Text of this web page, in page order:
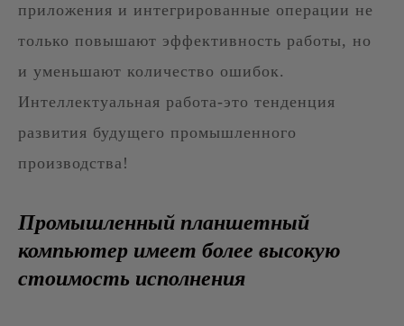
приложения и интегрированные операции не
только повышают эффективность работы, но
и уменьшают количество ошибок.
Интеллектуальная работа-это тенденция
развития будущего промышленного
производства!
Промышленный планшетный
компьютер имеет более высокую
стоимость исполнения